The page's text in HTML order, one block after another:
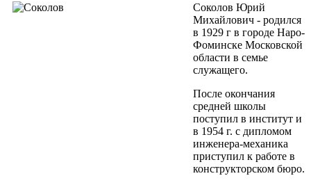
Соколов Юрий
Михайлович - родился
в 1929 г в городе Наро-
Фоминске Московской
области в семье
служащего.
После окончания
средней школы
поступил в институт и
в 1954 г. с дипломом
инженера-механика
приступил к работе в
конструкторском бюро.